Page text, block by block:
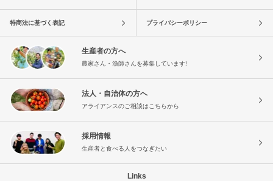
特商法に基づく表記 プライバシーポリシー
生産者の方へ
農家さん・漁師さんを募集しています!
法人・自治体の方へ
アライアンスのご相談はこちらから
採用情報
生産者と食べる人をつなぎたい
Links